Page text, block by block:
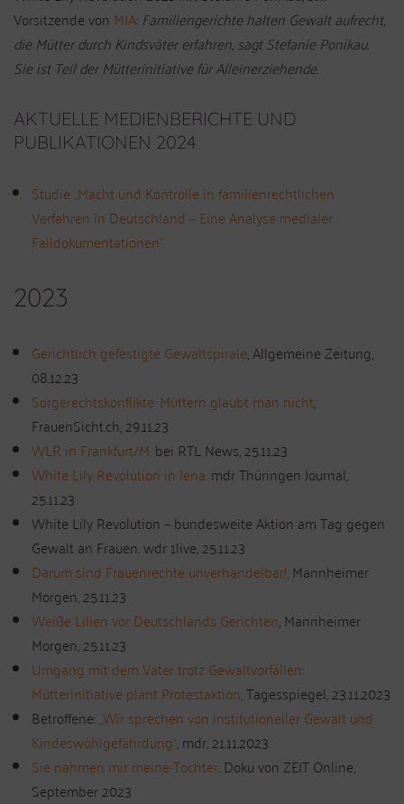
Vorsitzende von MIA: Familiengerichte halten Gewaltaufrecht,
die Mütter durch Kindsväter erfahren, sagt Stefanie Ponikau.
Sie ist Teil der Mütterinitiative für Alleinerziehende.
AKTUELLE MEDIENBERICHTE UND
PUBLIKATIONEN 2024
Studie „Macht und Kontrolle in familienrechtlichen
Verfahren in Deutschland – Eine Analyse medialer
Falldokumentationen“
2023
Gerichtlich gefestigte Gewaltspirale, Allgemeine Zeitung,
08.12.23
Sorgerechtskonflikte: Müttern glaubt man nicht,
FrauenSicht.ch, 29.11.23
WLR in Frankfurt/M.bei RTL News, 25.11.23
White Lily Revolution in Jena. mdr Thüringen Journal,
25.11.23
White Lily Revolution – bundesweite Aktion am Tag gegen
Gewalt an Frauen. wdr 1live, 25.11.23
Darum sind Frauenrechte unverhandelbar!, Mannheimer
Morgen, 25.11.23
Weiße Lilien vor Deutschlands Gerichten, Mannheimer
Morgen, 25.11.23
Umgang mit dem Vater trotz Gewaltvorfällen:
Mütterinitiative plant Protestaktion, Tagesspiegel, 23.11.2023
Betroffene:„Wir sprechen von institutioneller Gewalt und
Kindeswohlgefährdung“, mdr, 21.11.2023
Sie nahmen mir meine Tochter. Doku von ZEIT Online,
September 2023